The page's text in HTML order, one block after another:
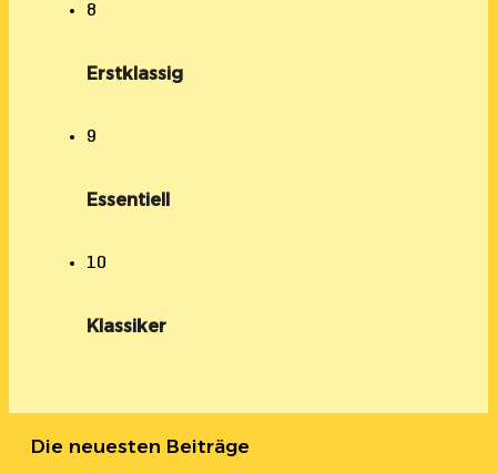
8
Erstklassig
9
Essentiell
10
Klassiker
Die neuesten Beiträge